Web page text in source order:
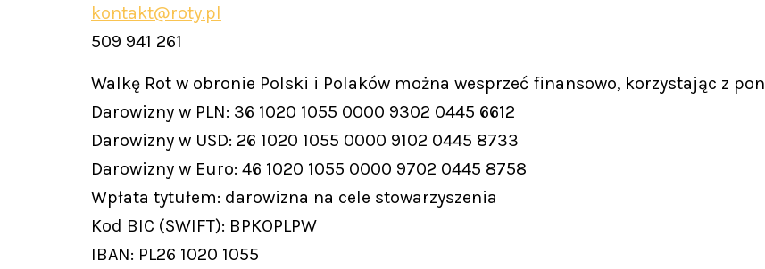
kontakt@roty.pl
509 941 261
Walkę Rot w obronie Polski i Polaków można wesprzeć finansowo, korzystając z
Darowizny w PLN: 36 1020 1055 0000 9302 0445 6612
Darowizny w USD: 26 1020 1055 0000 9102 0445 8733
Darowizny w Euro: 46 1020 1055 0000 9702 0445 8758
Wpłata tytułem: darowizna na cele stowarzyszenia
Kod BIC (SWIFT): BPKOPLPW
IBAN: PL26 1020 1055